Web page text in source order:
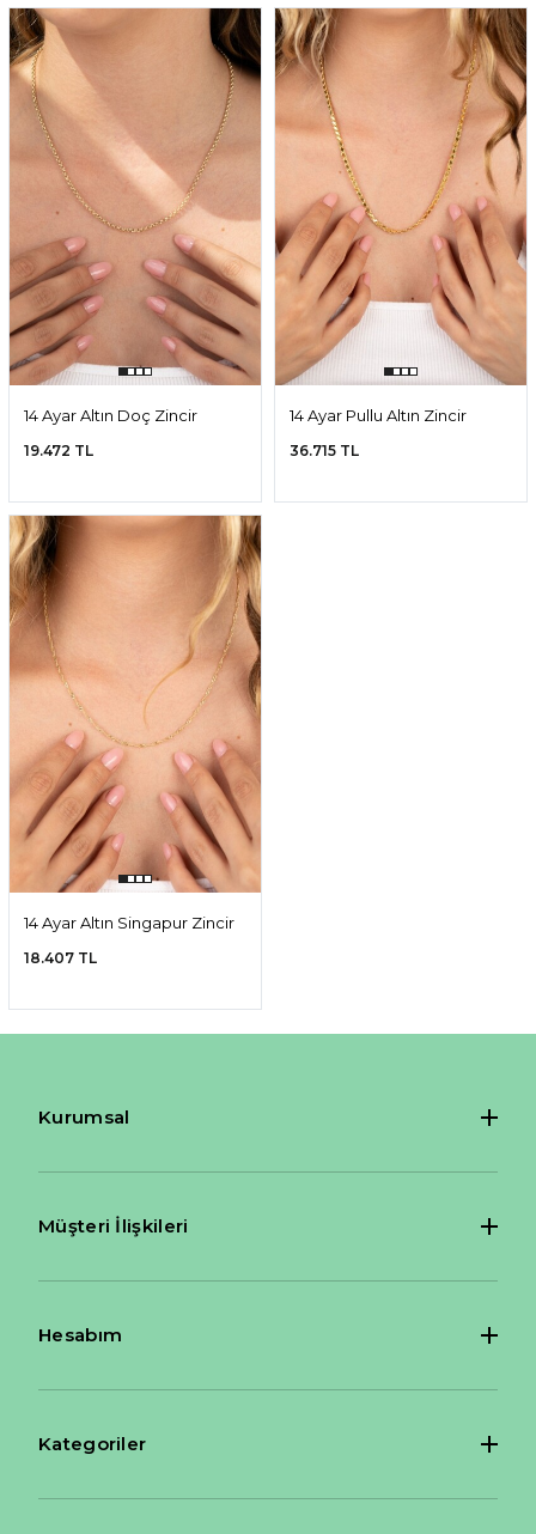
14 Ayar Altın Doç Zincir
19.472 TL
14 Ayar Pullu Altın Zincir
36.715 TL
14 Ayar Altın Singapur Zincir
18.407 TL
Kurumsal
Müşteri İlişkileri
Hesabım
Kategoriler